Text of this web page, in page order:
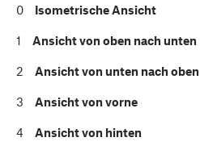
0 Isometrische Ansicht
1 Ansicht von oben nach unten
2 Ansicht von unten nach oben
3 Ansicht von vorne
4 Ansicht von hinten